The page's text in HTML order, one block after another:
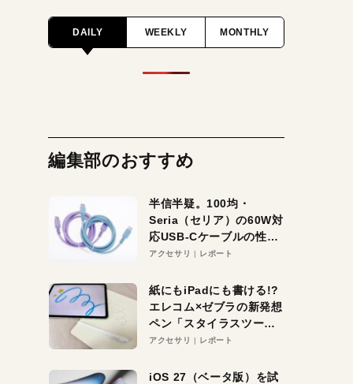
DAILY WEEKLY MONTHLY
編集部のおすすめ
半信半疑。100均・
Seria（セリア）の60W対
応USB-Cケーブルの性能
を検証。超コスパの1本を
アクセサリ レポート
紙にもiPadにも書ける!?
エレコム×ゼブラの新発想
ペン「スタイラスツーウ
ェイ」レビュー。持ち替
アクセサリ レポート
iOS 27（ベータ版）を試